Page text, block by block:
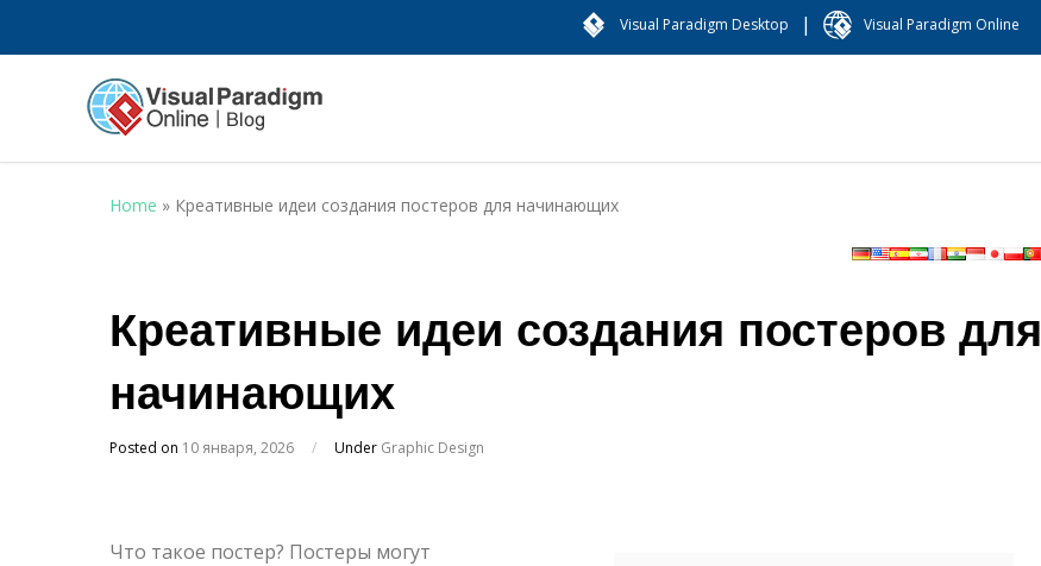
Visual Paradigm Desktop | Visual Paradigm Online
Home » Креативные идеи создания постеров для начинающих
Креативные идеи создания постеров для
начинающих
Posted on 10 января, 2026 / Under Graphic Design
Что такое постер? Постеры могут